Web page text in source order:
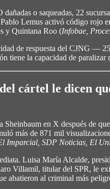
o saqueadas, 22
Lemus activó código rojo
y Quintana Roo (Infobae,
de respuesta del CJNG —
tiene la capacidad de
cártel le dicen
en X después de
más de 871 mil
Imparcial, SDP Noticias, El
Luisa María Alcalde,
Villamil, titular del SPR, le
abatieron al criminal más